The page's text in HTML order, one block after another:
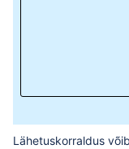
Lähetuskorraldus